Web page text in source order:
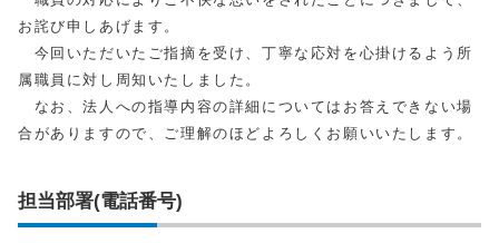
お詫び申しあげます。
今回いただいたご指摘を受け、丁寧な応対を心掛けるよう所
属職員に対し周知いたしました。
なお、法人への指導内容の詳細についてはお答えできない場
合がありますので、ご理解のほどよろしくお願いいたします。
担当部署(電話番号)